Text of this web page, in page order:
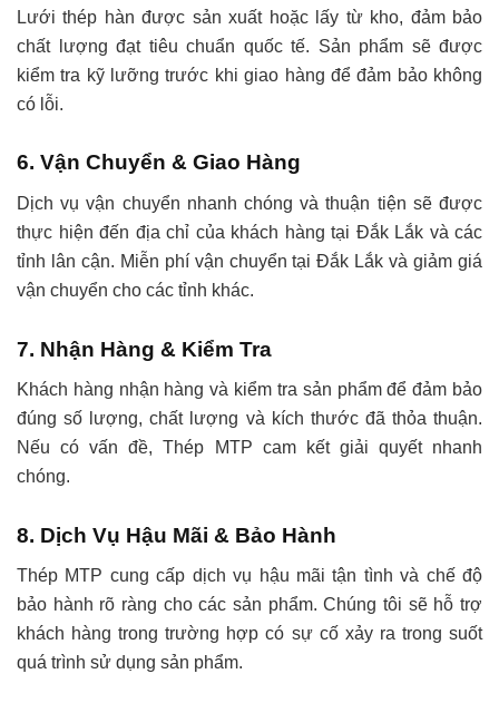
Lưới thép hàn được sản xuất hoặc lấy từ kho, đảm bảo
chất lượng đạt tiêu chuẩn quốc tế. Sản phẩm sẽ được
kiểm tra kỹ lưỡng trước khi giao hàng để đảm bảo không
có lỗi.
6. Vận Chuyển & Giao Hàng
Dịch vụ vận chuyển nhanh chóng và thuận tiện sẽ được
thực hiện đến địa chỉ của khách hàng tại Đắk Lắk và các
tỉnh lân cận. Miễn phí vận chuyển tại Đắk Lắk và giảm giá
vận chuyển cho các tỉnh khác.
7. Nhận Hàng & Kiểm Tra
Khách hàng nhận hàng và kiểm tra sản phẩm để đảm bảo
đúng số lượng, chất lượng và kích thước đã thỏa thuận.
Nếu có vấn đề, Thép MTP cam kết giải quyết nhanh
chóng.
8. Dịch Vụ Hậu Mãi & Bảo Hành
Thép MTP cung cấp dịch vụ hậu mãi tận tình và chế độ
bảo hành rõ ràng cho các sản phẩm. Chúng tôi sẽ hỗ trợ
khách hàng trong trường hợp có sự cố xảy ra trong suốt
quá trình sử dụng sản phẩm.